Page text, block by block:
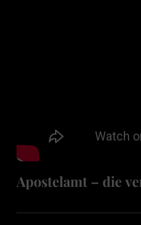
Apostelamt – die